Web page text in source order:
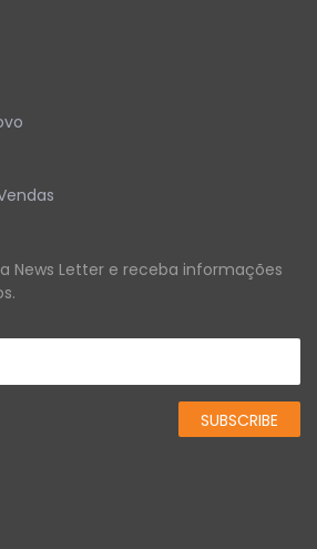
News Letter e receba informações